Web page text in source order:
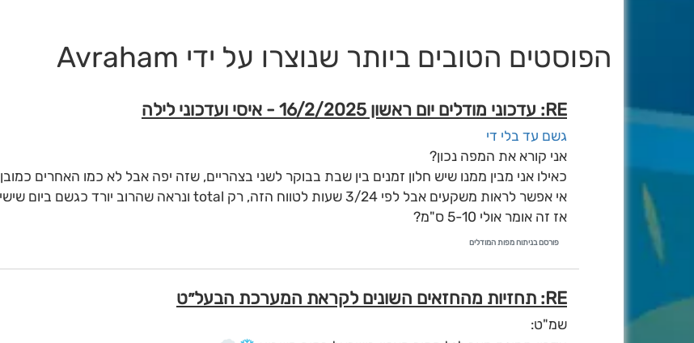
הפוסטים הטובים ביותר שנוצרו על ידי Avraham
RE: עדכוני מודלים יום ראשון 16/2/2025 - איסי ועדכוני לילה
גשם עד בלי די
אני קורא את המפה נכון?
כאילו אני מבין ממנו שיש חלון זמנים בין שבת בבוקר לשני בצהריים, שזה יפה אבל לא כמו האחרים כמובן
אי אפשר לראות משקעים אבל לפי 3/24 שעות לטווח הזה, רק total ונראה שהרוב יורד כגשם ביום שישי לפי איסי
אז זה אומר אולי 5-10 ס"מ?
פורסם בניתוח מפות המודלים
RE: תחזיות מהחזאים השונים לקראת המערכת הבעל״ט
שמ"ט: